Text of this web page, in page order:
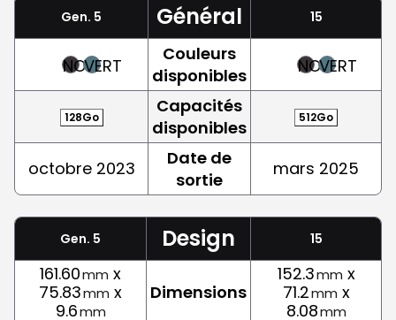
Gen. 5 Général 15
NOIRVERT
Couleurs
disponibles
NOIRVERT
128Go
Capacités
disponibles
512Go
octobre 2023
Date de
sortie
mars 2025
Gen. 5 Design 15
161.60mm x
75.83mm x
9.6mm
Dimensions
152.3mm x
71.2mm x
8.08mm